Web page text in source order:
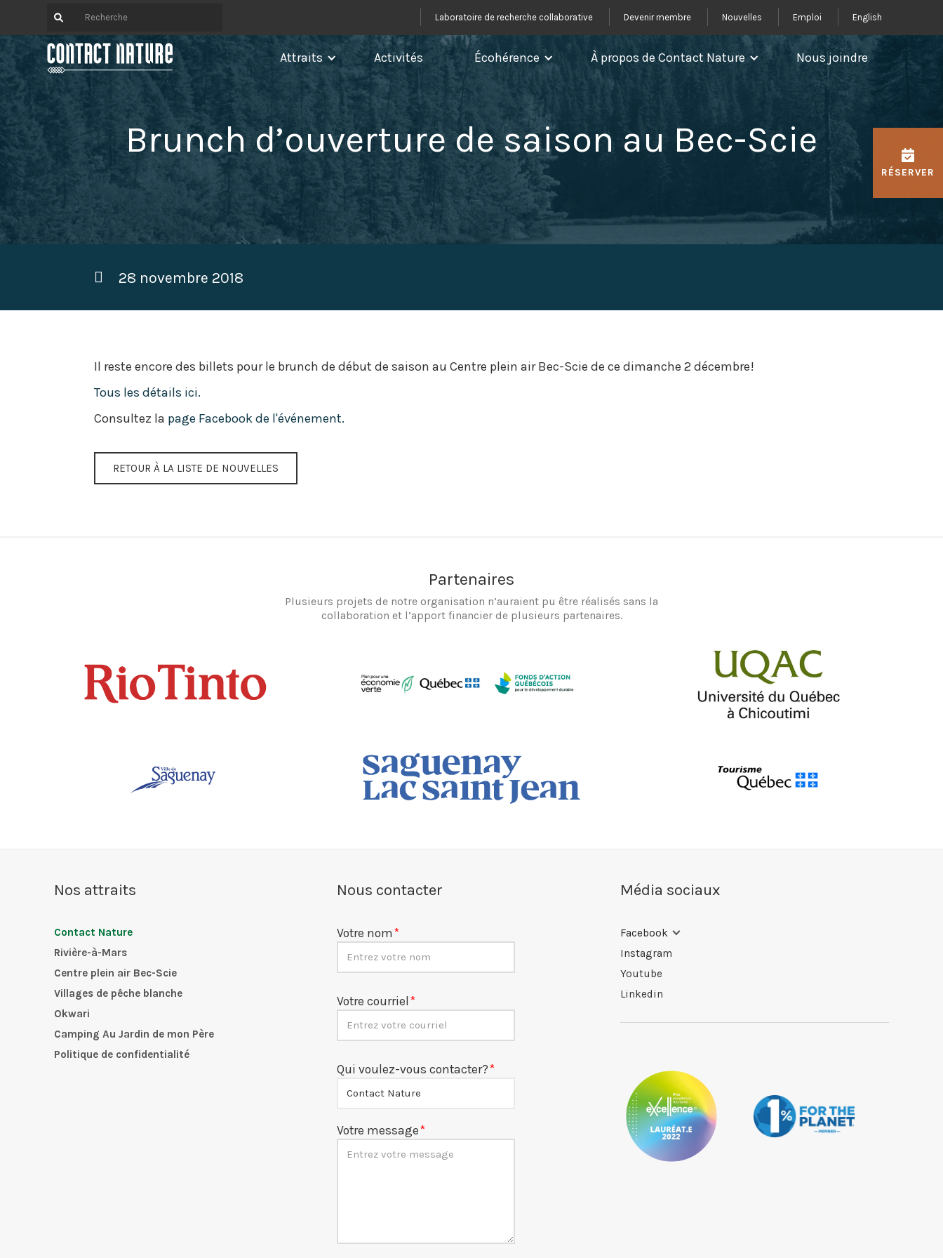
Laboratoire de recherche collaborative Devenir membre Nouvelles Emploi English
Attraits Activités Écohérence À propos de Contact Nature Nous joindre
RÉSERVER
Brunch d’ouverture de saison au Bec-Scie
28 novembre 2018
Il reste encore des billets pour le brunch de début de saison au Centre plein air Bec-Scie de ce dimanche 2 décembre!
Tous les détails ici.
Consultez la page Facebook de l'événement.
RETOUR À LA LISTE DE NOUVELLES
Partenaires
Plusieurs projets de notre organisation n’auraient pu être réalisés sans la
collaboration et l’apport financier de plusieurs partenaires.
Nos attraits
Contact Nature
Rivière-à-Mars
Centre plein air Bec-Scie
Villages de pêche blanche
Okwari
Camping Au Jardin de mon Père
Politique de confidentialité
Nous contacter
Votre nom
Votre courriel
Qui voulez-vous contacter?
Votre message
Média sociaux
Facebook
Instagram
Youtube
Linkedin